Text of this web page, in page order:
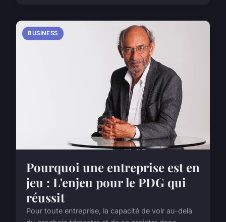
BUSINESS
Pourquoi une entreprise est en
jeu : L'enjeu pour le PDG qui
réussit
Pour toute entreprise, la capacité de voir au-delà